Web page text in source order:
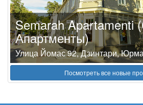
Semarah Apartamenti
Апартменты)
Улица Йомас 92, Дзинтари,
Посмотреть все новые